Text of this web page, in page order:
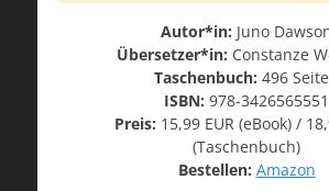
Autor*in: Juno
Übersetzer*in: Constanze
Taschenbuch: 496
ISBN: 978-3426565551
Preis: 15,99 EUR (eBook) /
(Taschenbuch)
Bestellen: Amazon